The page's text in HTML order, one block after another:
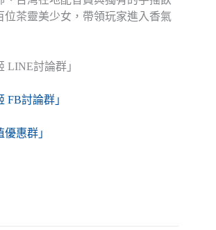
位茶靈美少女，帶領玩家進入香氣
LINE討論群」
FB討論群」
優惠群」